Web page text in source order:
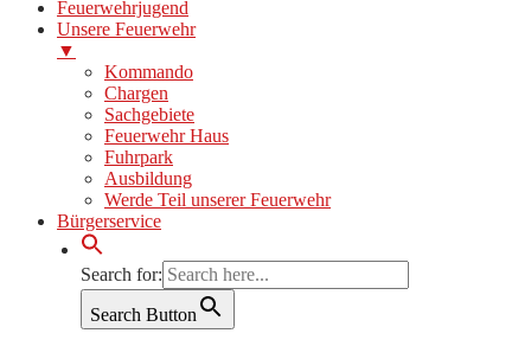
Feuerwehrjugend
Unsere Feuerwehr
▼
Kommando
Chargen
Sachgebiete
Feuerwehr Haus
Fuhrpark
Ausbildung
Werde Teil unserer Feuerwehr
Bürgerservice
Search for:
Search Button